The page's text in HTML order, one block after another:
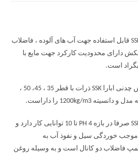
پمپ لجن کش چدنی ابارا SSK قابل استفاده جهت آب های آلوده ، فاضلاب
دارای محدودیت کارکرد جهت مایع با
قابلیت مکش پمپ لجن کش چدنی ابارا SSK ذرات با قطر 35 ، 45، 50 ،
پمپ لجن کش چدنی ابارا SSK صرفا در بازه PH 4 تا 10 توانایی کار دارد و
در صورت عدم توجه به PH موجب خوردگی سیل و نفوذ آب به
فاضلاب دو کانال است و به وسیله روغن